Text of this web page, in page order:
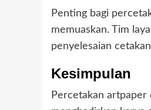
Penting bagi
memuaskan. Tim
penyelesaian
Kesimpulan
Percetakan